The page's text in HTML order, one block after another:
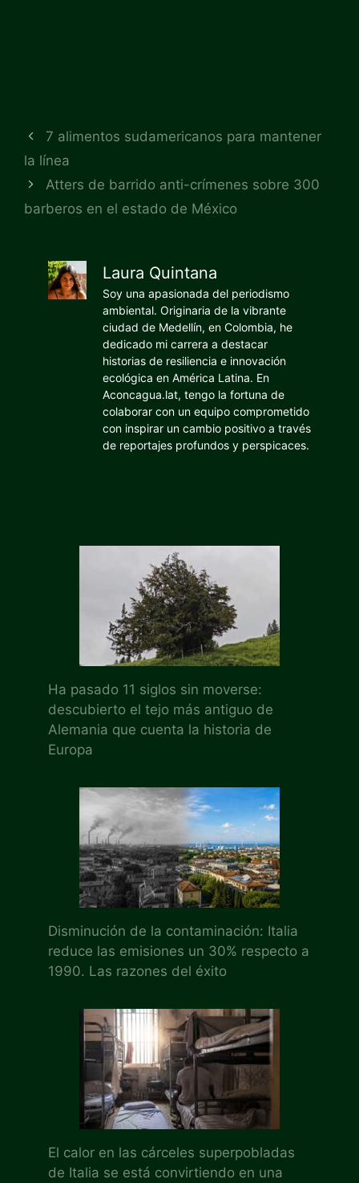
7 alimentos sudamericanos para mantener
la línea
Atters de barrido anti-crímenes sobre 300
barberos en el estado de México
Laura Quintana
Soy una apasionada del periodismo
ambiental. Originaria de la vibrante
ciudad de Medellín, en Colombia, he
dedicado mi carrera a destacar
historias de resiliencia e innovación
ecológica en América Latina. En
Aconcagua.lat, tengo la fortuna de
colaborar con un equipo comprometido
con inspirar un cambio positivo a través
de reportajes profundos y perspicaces.
Ha pasado 11 siglos sin moverse:
descubierto el tejo más antiguo de
Alemania que cuenta la historia de
Europa
Disminución de la contaminación: Italia
reduce las emisiones un 30% respecto a
1990. Las razones del éxito
El calor en las cárceles superpobladas
de Italia se está convirtiendo en una